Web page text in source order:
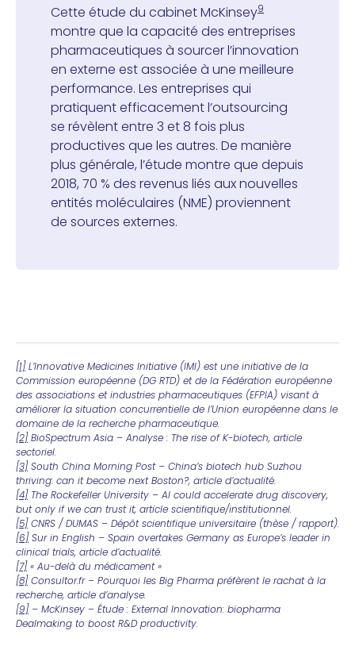
Cette étude du cabinet McKinsey9
montre que la capacité des entreprises
pharmaceutiques à sourcer l’innovation
en externe est associée à une meilleure
performance. Les entreprises qui
pratiquent efficacement l’outsourcing
se révèlent entre 3 et 8 fois plus
productives que les autres. De manière
plus générale, l’étude montre que depuis
2018, 70 % des revenus liés aux nouvelles
entités moléculaires (NME) proviennent
de sources externes.
[1]L’Innovative Medicines Initiative (IMI) est une initiative de la
Commission européenne (DG RTD) et de la Fédération européenne
des associations et industries pharmaceutiques (EFPIA) visant à
améliorer la situation concurrentielle de l’Union européenne dans le
domaine de la recherche pharmaceutique.
[2]BioSpectrum Asia – Analyse : The rise of K-biotech, article
sectoriel.
[3]South China Morning Post – China’s biotech hub Suzhou
thriving: can it become next Boston?, article d’actualité.
[4]The Rockefeller University – AI could accelerate drug discovery,
but only if we can trust it, article scientifique/institutionnel.
[5]CNRS / DUMAS – Dépôt scientifique universitaire (thèse / rapport).
[6]Sur in English – Spain overtakes Germany as Europe’s leader in
clinical trials, article d’actualité.
[7]« Au-delà du médicament »
[8]Consultor.fr – Pourquoi les Big Pharma préfèrent le rachat à la
recherche, article d’analyse.
[9]– McKinsey – Étude : External Innovation: biopharma
Dealmaking to boost R&D productivity.